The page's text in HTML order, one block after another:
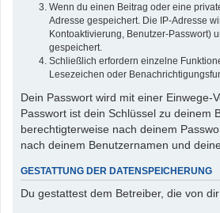
Wenn du einen Beitrag oder eine
Adresse gespeichert. Die IP-Adresse
Kontoaktivierung, Benutzer-Passwort)
gespeichert.
Schließlich erfordern einzelne
Lesezeichen oder
Dein Passwort wird mit einer
Passwort ist dein Schlüssel zu deinem
berechtigterweise nach deinem
nach deinem Benutzernamen und
GESTATTUNG DER DATENSPEICHERUNG
Du gestattest dem Betreiber, die von